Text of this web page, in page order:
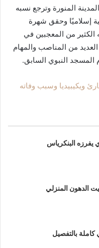
المنورة وترجع نسبه
إسلاميًا وحقق شهرة
الكثير من المعجبين في
من المناصب والمهام
المسجد النبوي السابق.
ويكيبيديا وسبب وفاته
يفرزه البنكرياس
الدهون المنزلي
بالتفصيل